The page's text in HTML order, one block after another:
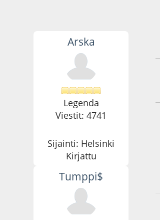
Arska
Legenda
Viestit: 4741
Sijainti: Helsinki
Kirjattu
Tumppi$